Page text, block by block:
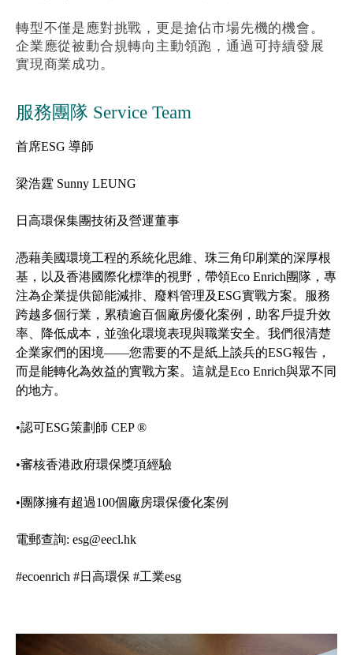
轉型不僅是應對挑戰，更是搶佔市場先機的機會。
企業應從被動合規轉向主動領跑，通過可持續發展
實現商業成功。
服務團隊 Service Team
首席ESG 導師
梁浩霆 Sunny LEUNG
日高環保集團技術及營運董事
憑藉美國環境工程的系統化思維、珠三角印刷業的深厚根
基，以及香港國際化標準的視野，帶領Eco Enrich團隊，專
注為企業提供節能減排、廢料管理及ESG實戰方案。服務
跨越多個行業，累積逾百個廠房優化案例，助客戶提升效
率、降低成本，並強化環境表現與職業安全。我們很清楚
企業家們的困境——您需要的不是紙上談兵的ESG報告，
而是能轉化為效益的實戰方案。這就是Eco Enrich與眾不同
的地方。
•認可ESG策劃師 CEP ®
•審核香港政府環保獎項經驗
•團隊擁有超過100個廠房環保優化案例
電郵查詢: esg@eecl.hk
#ecoenrich #日高環保 #工業esg